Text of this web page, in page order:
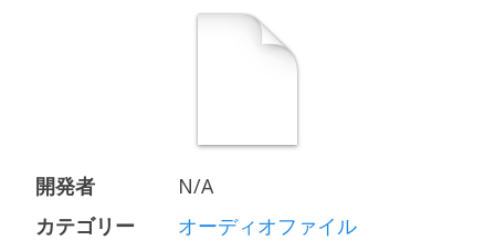
開発者
N/A
カテゴリー
オーディオファイル